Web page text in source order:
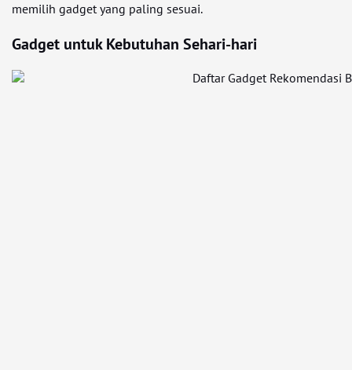
memilih gadget yang paling sesuai.
Gadget untuk Kebutuhan Sehari-hari